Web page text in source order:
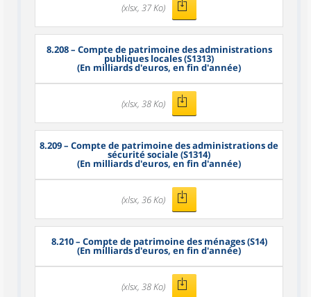
(xlsx, 37 Ko)
8.208– Compte de patrimoine des administrations
publiques locales (S1313)
(En milliards d'euros, en fin d'année)
(xlsx, 38 Ko)
8.209– Compte de patrimoine des administrations de
sécurité sociale (S1314)
(En milliards d'euros, en fin d'année)
(xlsx, 36 Ko)
8.210– Compte de patrimoine des ménages (S14)
(En milliards d'euros, en fin d'année)
(xlsx, 38 Ko)